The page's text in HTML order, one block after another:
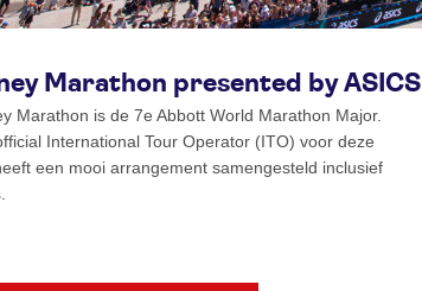
Marathon presented by ASICS
Marathon is de 7e Abbott World Marathon Major.
International Tour Operator (ITO) voor deze
een mooi arrangement samengesteld inclusief